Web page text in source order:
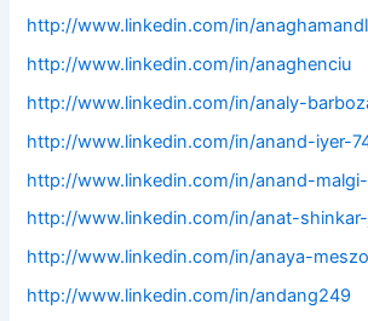
http://www.linkedin.com/in/
http://www.linkedin.com/in/anaghenciu
http://www.linkedin.com/in/analy-
http://www.linkedin.com/in/anand-iyer-
http://www.linkedin.com/in/anand-
http://www.linkedin.com/in/anat-
http://www.linkedin.com/in/anaya-
http://www.linkedin.com/in/andang249